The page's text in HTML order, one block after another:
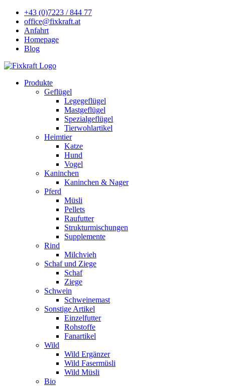
+43 (0)7223 / 844 77
office@fixkraft.at
Anfahrt
Homepage
Blog
Produkte
Geflügel
Legegeflügel
Mastgeflügel
Spezialgeflügel
Tierwohlartikel
Heimtier
Katze
Hund
Vogel
Kaninchen
Kaninchen & Nager
Pferd
Müsli
Pellets
Raufutter
Strukturmischungen
Supplemente
Rind
Milchvieh
Schaf und Ziege
Schaf
Ziege
Schwein
Schweinemast
Sonstige Artikel
Einzelfutter
Rohstoffe
Fanartikel
Wild
Wild Ergänzer
Wild Fasermüsli
Wild Müsli
Bio